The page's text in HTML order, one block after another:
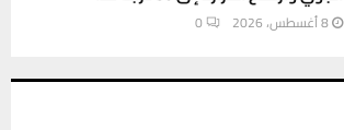
8 أغسطس، 2026 0